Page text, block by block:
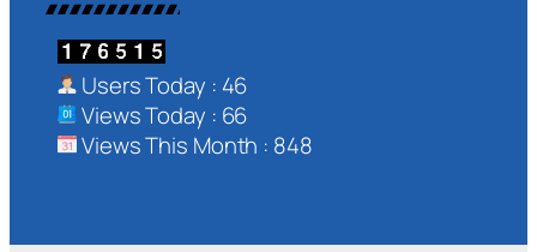
Users Today : 46
Views Today : 66
Views This Month : 848